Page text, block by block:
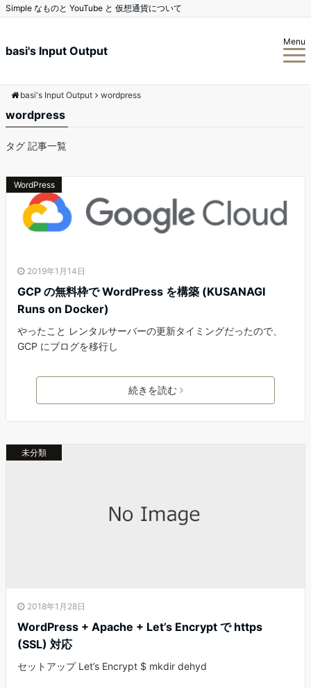
Simple なものと YouTube と 仮想通貨について
basi's Input Output
Menu
basi's Input Output wordpress
wordpress
タグ 記事一覧
WordPress
2019年1月14日
GCP の無料枠で WordPress を構築 (KUSANAGI
Runs on Docker)
やったこと レンタルサーバーの更新タイミングだったので、
GCP にブログを移行し
続きを読む
未分類
2018年1月28日
WordPress + Apache + Let’s Encrypt で https
(SSL) 対応
セットアップ Let’s Encrypt $ mkdir dehyd